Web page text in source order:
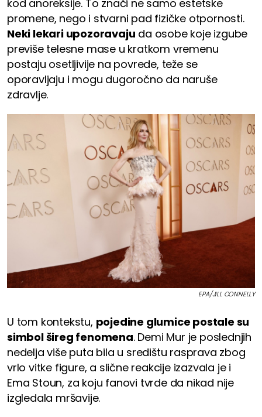
kod anoreksije. To znači ne samo estetske
promene, nego i stvarni pad fizičke otpornosti.
Neki lekari upozoravaju da osobe koje izgube
previše telesne mase u kratkom vremenu
postaju osetljivije na povrede, teže se
oporavljaju i mogu dugoročno da naruše
zdravlje.
EPA/JILL CONNELLY
U tom kontekstu, pojedine glumice postale su
simbol šireg fenomena. Demi Mur je poslednjih
nedelja više puta bila u središtu rasprava zbog
vrlo vitke figure, a slične reakcije izazvala je i
Ema Stoun, za koju fanovi tvrde da nikad nije
izgledala mršavije.